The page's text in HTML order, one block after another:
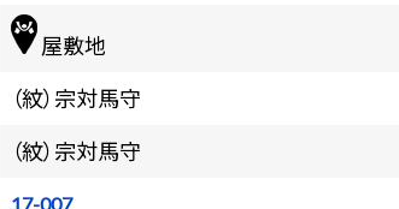
屋敷地
（紋）宗対馬守
（紋）宗対馬守
17-007